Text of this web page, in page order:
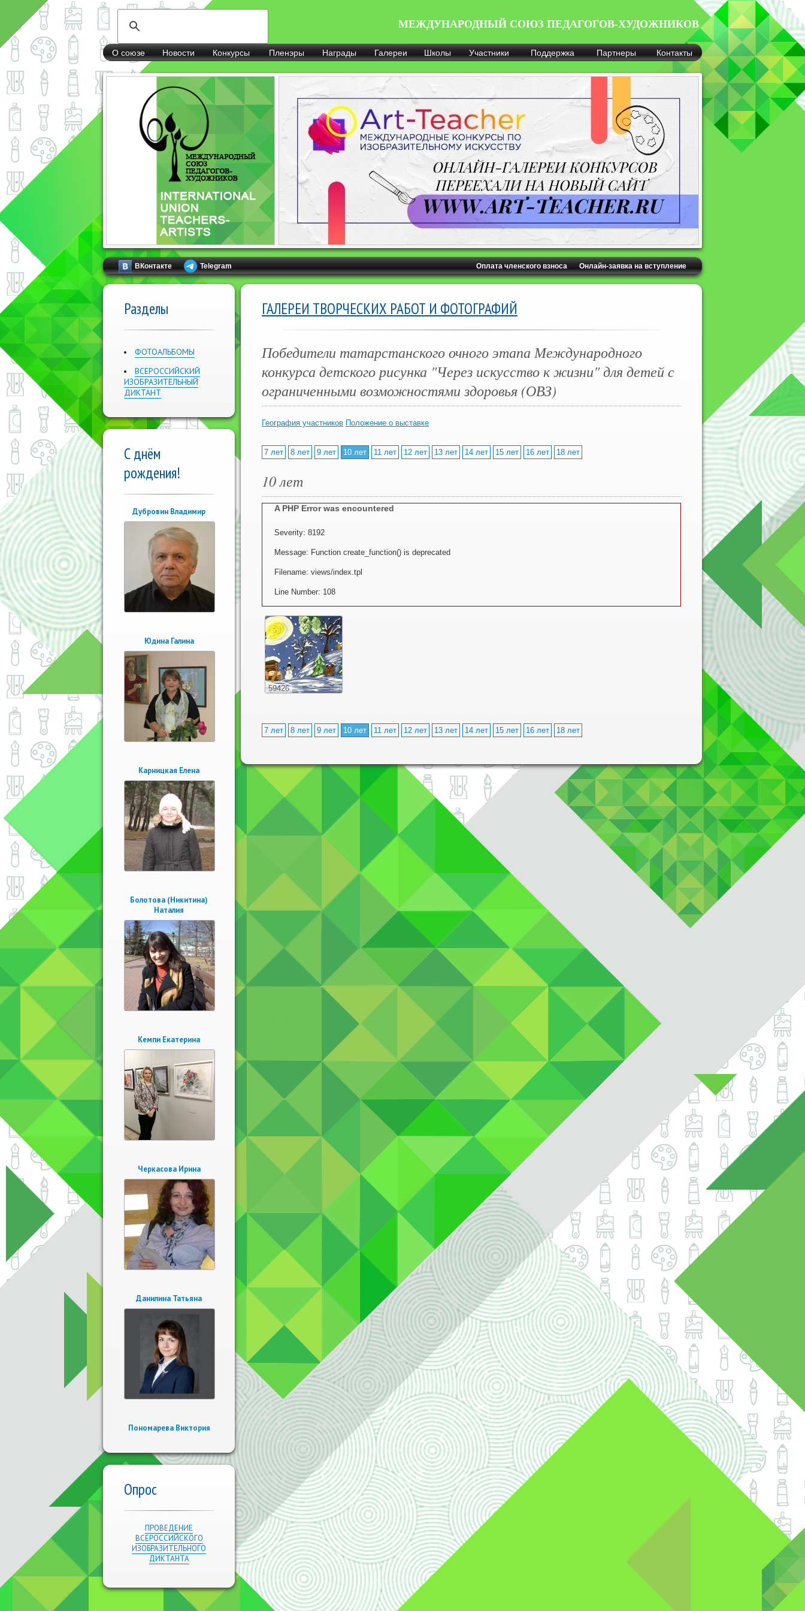
МЕЖДУНАРОДНЫЙ СОЮЗ ПЕДАГОГОВ-ХУДОЖНИКОВ
О союзе Новости Конкурсы Пленэры Награды Галереи Школы Участники Поддержка Партнеры Контакты
ВКонтакте Telegram Онлайн-заявка на вступление
Оплата членского взноса
Разделы
ФОТОАЛЬБОМЫ
ВСЕРОССИЙСКИЙ
ИЗОБРАЗИТЕЛЬНЫЙ
ДИКТАНТ
С днём
рождения!
Дубровин Владимир
Юдина Галина
Карницкая Елена
Болотова (Никитина)
Наталия
Кемпи Екатерина
Черкасова Ирина
Данилина Татьяна
Пономарева Виктория
Опрос
ПРОВЕДЕНИЕ
ВСЕРОССИЙСКОГО
ИЗОБРАЗИТЕЛЬНОГО
ДИКТАНТА
ГАЛЕРЕИ ТВОРЧЕСКИХ РАБОТ И ФОТОГРАФИЙ
Победители татарстанского очного этапа Международного
конкурса детского рисунка "Через искусство к жизни" для детей с
ограниченными возможностями здоровья (ОВЗ)
География участников Положение о выставке
7 лет 8 лет 9 лет 10 лет 11 лет 12 лет 13 лет 14 лет 15 лет 16 лет 18 лет
10 лет
A PHP Error was encountered
Severity: 8192
Message: Function create_function() is deprecated
Filename: views/index.tpl
Line Number: 108
59426
7 лет 8 лет 9 лет 10 лет 11 лет 12 лет 13 лет 14 лет 15 лет 16 лет 18 лет